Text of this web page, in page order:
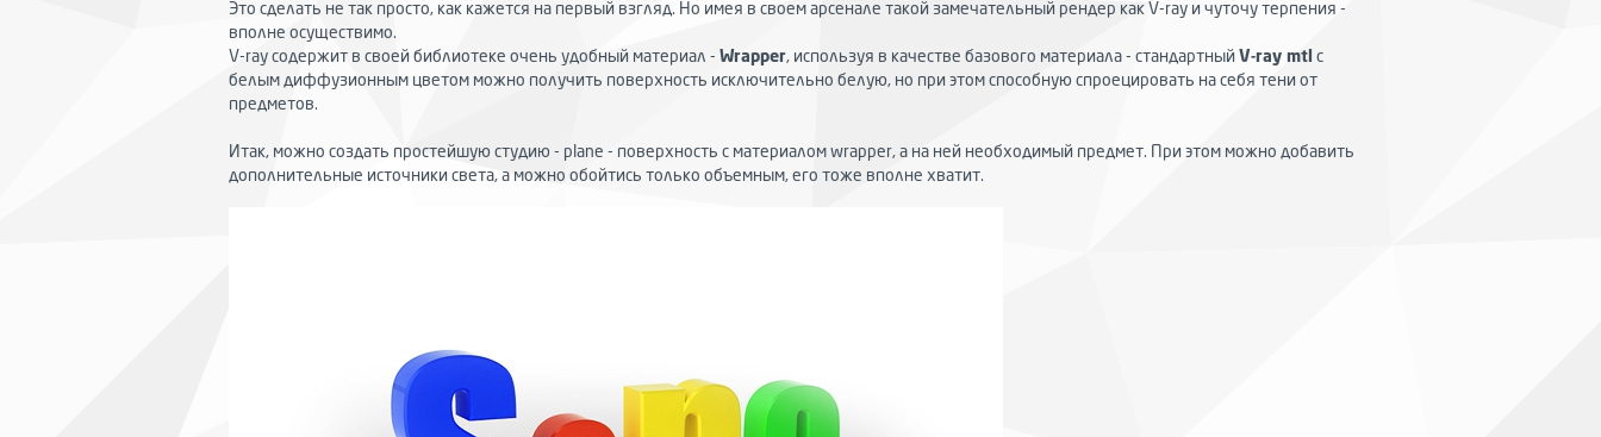
Это сделать не так просто, как кажется на первый взгляд. Но имея в своем арсенале такой замечательный рендер как V-ray и чуточу терпения -
вполне осуществимо.
V-ray содержит в своей библиотеке очень удобный материал - Wrapper, используя в качестве базового материала - стандартный V-ray mtl с
белым диффузионным цветом можно получить поверхность исключительно белую, но при этом способную спроецировать на себя тени от
предметов.
Итак, можно создать простейшую студию - plane - поверхность с материалом wrapper, а на ней необходимый предмет. При этом можно добавить
дополнительные источники света, а можно обойтись только объемным, его тоже вполне хватит.